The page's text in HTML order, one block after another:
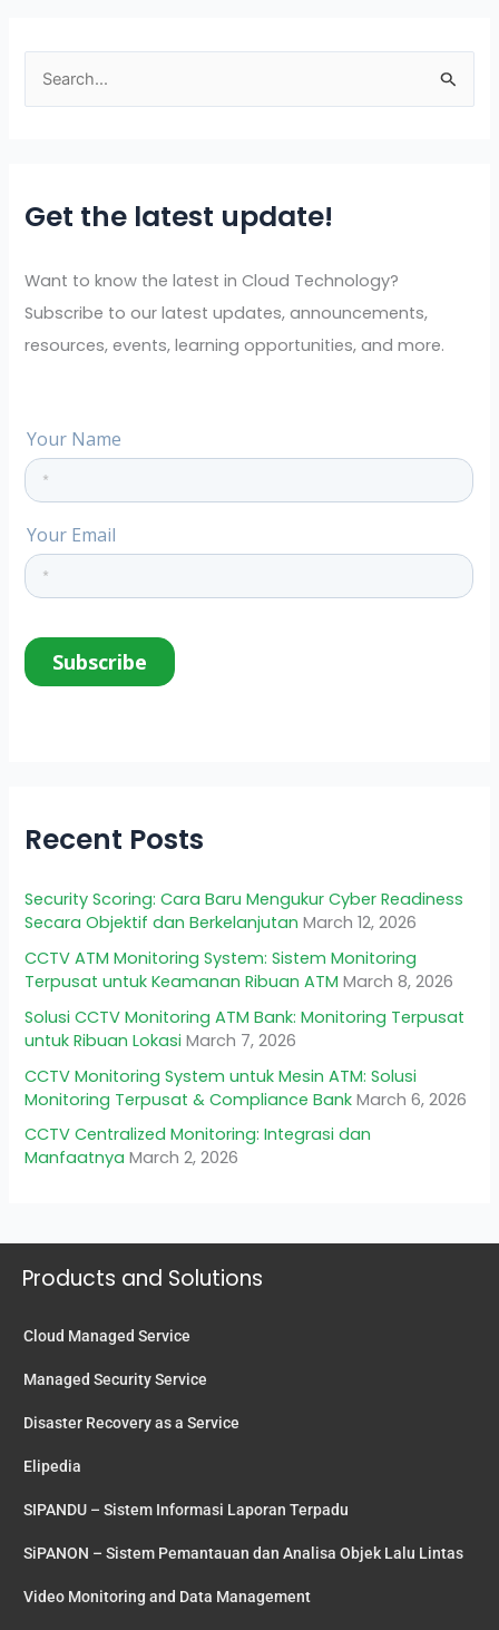
e
c
f
o
r
Get the latest update!
Want to know the latest in Cloud Technology?
Subscribe to our latest updates, announcements,
resources, events, learning opportunities, and more.
Recent Posts
Security Scoring: Cara Baru Mengukur Cyber Readiness
Secara Objektif dan Berkelanjutan March 12, 2026
CCTV ATM Monitoring System: Sistem Monitoring
Terpusat untuk Keamanan Ribuan ATM March 8, 2026
Solusi CCTV Monitoring ATM Bank: Monitoring Terpusat
untuk Ribuan Lokasi March 7, 2026
CCTV Monitoring System untuk Mesin ATM: Solusi
Monitoring Terpusat & Compliance Bank March 6, 2026
CCTV Centralized Monitoring: Integrasi dan
Manfaatnya March 2, 2026
Products and Solutions
Cloud Managed Service
Managed Security Service
Disaster Recovery as a Service
Elipedia
SIPANDU – Sistem Informasi Laporan Terpadu
SiPANON – Sistem Pemantauan dan Analisa Objek Lalu Lintas
Video Monitoring and Data Management